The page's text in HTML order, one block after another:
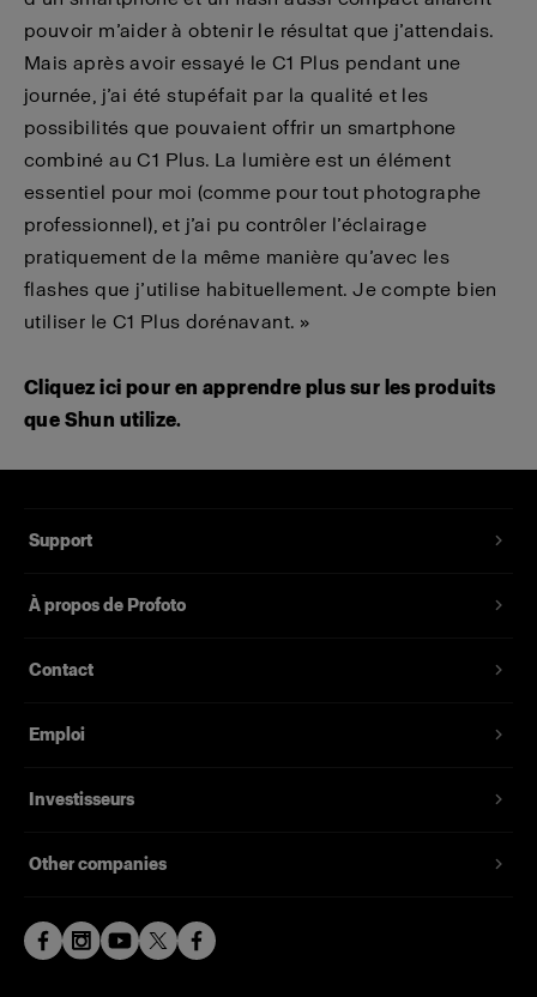
pouvoir m’aider à obtenir le résultat que j’attendais.
Mais après avoir essayé le C1 Plus pendant une
journée, j’ai été stupéfait par la qualité et les
possibilités que pouvaient offrir un smartphone
combiné au C1 Plus. La lumière est un élément
essentiel pour moi (comme pour tout photographe
professionnel), et j’ai pu contrôler l’éclairage
pratiquement de la même manière qu’avec les
flashes que j’utilise habituellement. Je compte bien
utiliser le C1 Plus dorénavant. »
Cliquez ici pour en apprendre plus sur les produits
que Shun utilize.
Support
À propos de Profoto
Contact
Emploi
Investisseurs
Other companies